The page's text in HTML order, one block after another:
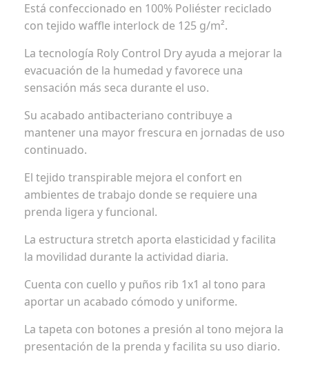
Está confeccionado en 100% Poliéster reciclado
con tejido waffle interlock de 125 g/m².
La tecnología Roly Control Dry ayuda a mejorar la
evacuación de la humedad y favorece una
sensación más seca durante el uso.
Su acabado antibacteriano contribuye a
mantener una mayor frescura en jornadas de uso
continuado.
El tejido transpirable mejora el confort en
ambientes de trabajo donde se requiere una
prenda ligera y funcional.
La estructura stretch aporta elasticidad y facilita
la movilidad durante la actividad diaria.
Cuenta con cuello y puños rib 1x1 al tono para
aportar un acabado cómodo y uniforme.
La tapeta con botones a presión al tono mejora la
presentación de la prenda y facilita su uso diario.